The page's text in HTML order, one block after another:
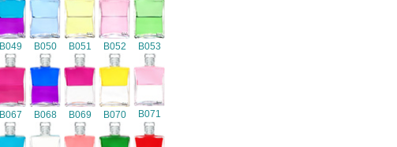
B049 B050 B051 B052 B053
B067 B068 B069 B070 B071